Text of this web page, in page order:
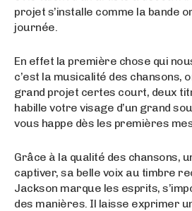
projet s’installe comme la bande
journée.
En effet la première chose qui
c’est la musicalité des chansons,
grand projet certes court, deux
habille votre visage d’un grand
vous happe dès les premières
Grâce à la qualité des chansons,
captiver, sa belle voix au timbre
Jackson marque les esprits,
des manières. Il laisse exprimer